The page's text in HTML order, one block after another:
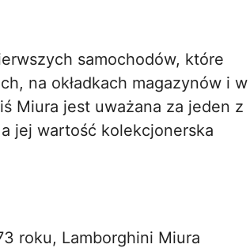
samochodów, które
na okładkach magazynów i w
Miura jest uważana za jeden z
jej wartość kolekcjonerska
roku, Lamborghini Miura